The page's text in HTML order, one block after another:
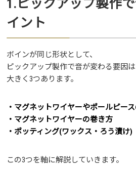
1.ピックアップ製作
イント
ボインが同じ形状として、
ピックアップ製作で音が変わる要因は
大きく3つあります。
・マグネットワイヤーやポールピー
・マグネットワイヤーの巻き方
・ポッティング(ワックス・ろう漬け)
この3つを軸に解説していきます。